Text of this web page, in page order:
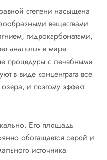
степени насыщена
веществами
гидрокарбонатами,
аналогов в мире.
процедуры с лечебными
в виде концентрата все
и поэтому эффект
Его площадь
обогащается серой и
источника